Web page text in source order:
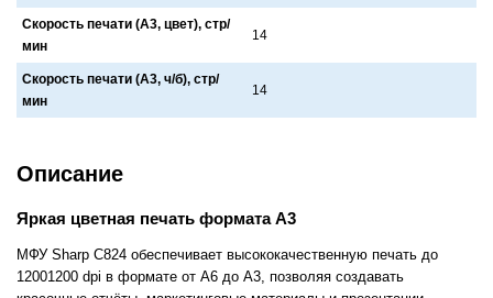
Скорость печати (А3, цвет), стр/
мин
14
Скорость печати (А3, ч/б), стр/
мин
14
Описание
Яркая цветная печать формата A3
МФУ Sharp C824 обеспечивает высококачественную печать до
12001200 dpi в формате от A6 до A3, позволяя создавать